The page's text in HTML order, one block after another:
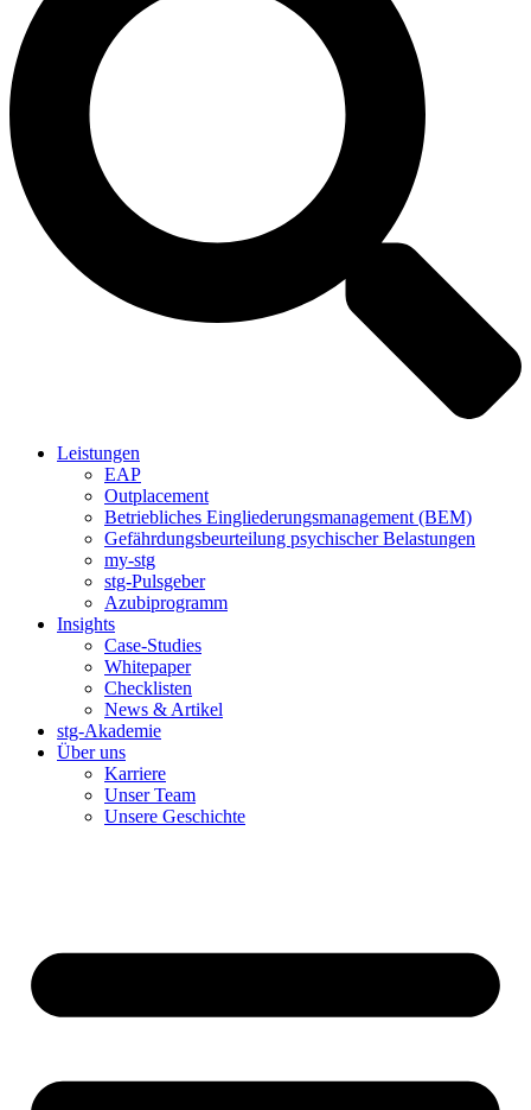
Leistungen
EAP
Outplacement
Betriebliches Eingliederungsmanagement (BEM)
Gefährdungsbeurteilung psychischer Belastungen
my-stg
stg-Pulsgeber
Azubiprogramm
Insights
Case-Studies
Whitepaper
Checklisten
News & Artikel
stg-Akademie
Über uns
Karriere
Unser Team
Unsere Geschichte